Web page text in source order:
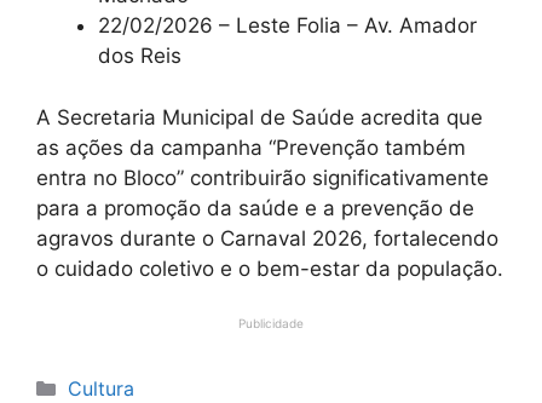
22/02/2026 – Leste Folia – Av. Amador
dos Reis
A Secretaria Municipal de Saúde acredita que
as ações da campanha “Prevenção também
entra no Bloco” contribuirão significativamente
para a promoção da saúde e a prevenção de
agravos durante o Carnaval 2026, fortalecendo
o cuidado coletivo e o bem-estar da população.
Publicidade
Categorias
Cultura